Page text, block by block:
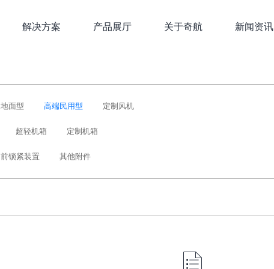
解决方案 产品展厅 关于奇航 新闻资讯
地面型 高端民用型 定制风机
超轻机箱 定制机箱
前锁紧装置 其他附件
